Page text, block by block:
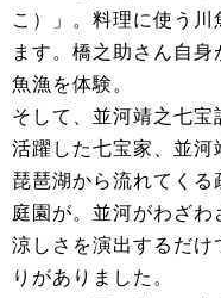
こ）」。料理に使う
ます。橋之助さん自身
魚漁を体験。
そして、並河靖之七
活躍した七宝家、並河
琵琶湖から流れてく
庭園が。並河がわざわ
涼しさを演出するだ
りがありました。